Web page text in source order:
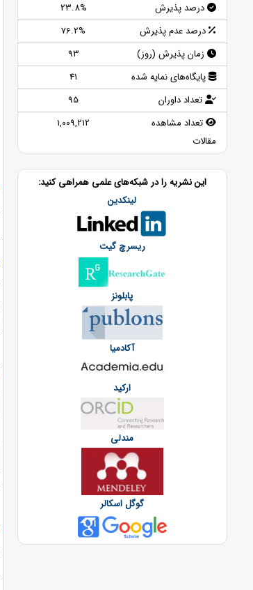
درصد پذیرش
23.8%
درصد عدم پذیرش
76.2%
زمان پذیرش (روز)
93
پایگاه‌های نمایه شده
41
تعداد داوران
95
تعداد مشاهده
مقالات
1,009,212
این نشریه را در شبکه‌های علمی همراهی کنید:
لینکدین
ریسرچ گیت
پابلونز
آکادمیا
ارکید
مندلی
گوگل اسکالر